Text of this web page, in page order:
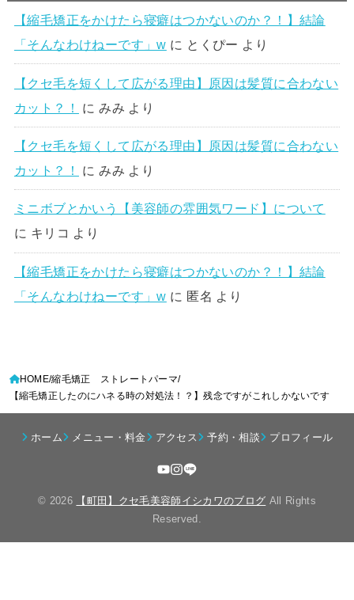
【縮毛矯正をかけたら寝癖はつかないのか？！】結論
「そんなわけねーです」w に とくぴー より
【クセ毛を短くして広がる理由】原因は髪質に合わない
カット？！
に みみ より
【クセ毛を短くして広がる理由】原因は髪質に合わない
カット？！
にみみ より
ミニボブとかいう【美容師の雰囲気ワード】について
に キリコ より
【縮毛矯正をかけたら寝癖はつかないのか？！】結論
「そんなわけねーです」w に 匿名 より
HOME 縮毛矯正 ストレートパーマ
【縮毛矯正したのにハネる時の対処法！？】残念ですがこれしかないです
ホーム メニュー・料金 アクセス 予約・相談 プロフィール
© 2026 【町田】クセ毛美容師イシカワのブログ All Rights
Reserved.